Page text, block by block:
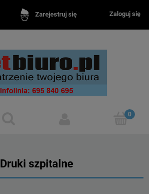
Zarejestruj się Zaloguj się
Druki szpitalne